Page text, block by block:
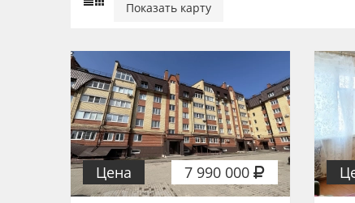
Показать карту
7 990 000
Цена